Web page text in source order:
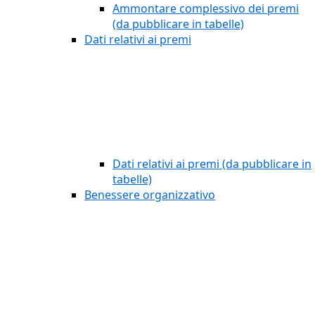
Ammontare complessivo dei premi
(da pubblicare in tabelle)
Dati relativi ai premi
Dati relativi ai premi (da pubblicare in
tabelle)
Benessere organizzativo